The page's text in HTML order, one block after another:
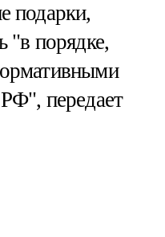
подарки,
"в порядке,
передает